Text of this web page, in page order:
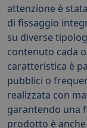
attenzione è
di fissaggio
su diverse
contenuto cada
caratteristica è
pubblici o
realizzata con
garantendo una
prodotto è